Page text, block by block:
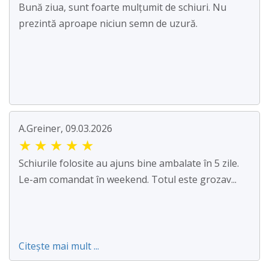
Bună ziua, sunt foarte mulțumit de schiuri. Nu
prezintă aproape niciun semn de uzură.
A.Greiner, 09.03.2026
★ ★ ★ ★ ★
Schiurile folosite au ajuns bine ambalate în 5 zile.
Le-am comandat în weekend. Totul este grozav...
Citește mai mult ...